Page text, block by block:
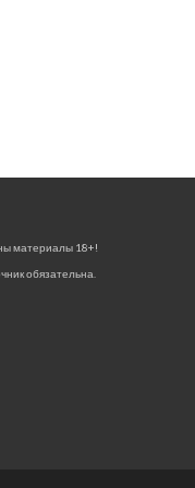
материалы 18+!
обязательна.